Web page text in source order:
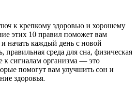
к крепкому здоровью и хорошему
этих 10 правил поможет вам
начать каждый день с новой
правильная среда для сна, физическая
к сигналам организма — это
помогут вам улучшить сон и
здоровья.